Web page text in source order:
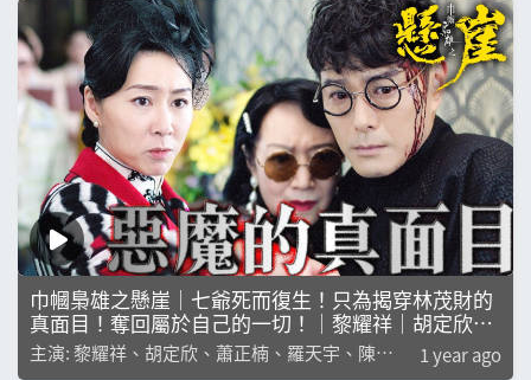
巾幗梟雄之懸崖｜七爺死而復生！只為揭穿林茂財的
真面目！奪回屬於自己的一切！｜黎耀祥｜胡定欣｜
蕭正楠｜羅天宇｜陳曉華｜陳楨怡｜
主演: 黎耀祥、胡定欣、蕭正楠、羅天宇、陳曉
1 year ago